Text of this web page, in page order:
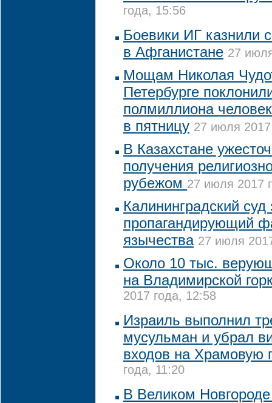
года, 15:56
Боевики ИГ казнили
в Афганистане 27
Мощам Николая
Петербурге
полмиллиона
в пятницу 27 июля
В Казахстане
получения
рубежом 27 июля 2017
Калининградский суд
пропагандирующий
язычества 27 июля
Около 10 тыс.
на Владимирской
2017 года, 12:58
Израиль выполнил
мусульман и убрал
входов на Храмовую
года, 11:20
В Великом